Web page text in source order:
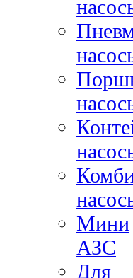
Мини
АЗС
Для